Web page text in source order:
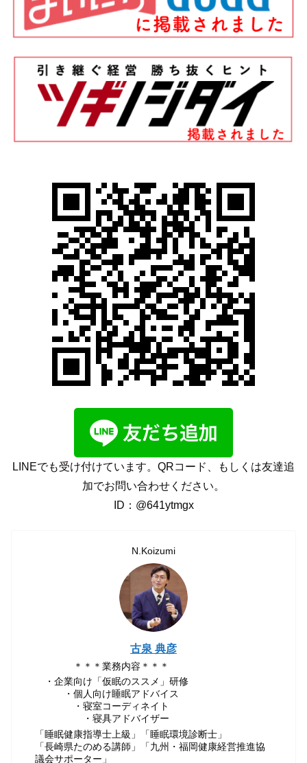
LINEでも受け付けています。QRコード、もしくは友達追
加でお問い合わせください。
ID：@641ytmgx
N.Koizumi
古泉 典彦
＊＊＊業務内容＊＊＊
・企業向け「仮眠のススメ」研修
・個人向け睡眠アドバイス
・寝室コーディネイト
・寝具アドバイザー
「睡眠健康指導士上級」「睡眠環境診断士」
「長崎県たのめる講師」「九州・福岡健康経営推進協
議会サポーター」